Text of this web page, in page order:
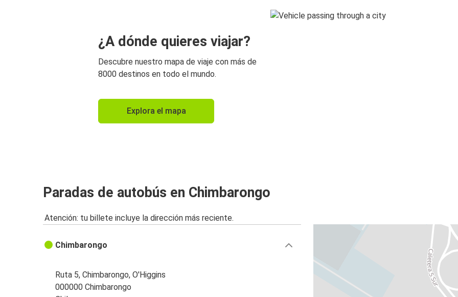
¿A dónde quieres viajar?
Descubre nuestro mapa de viaje con más de
8000 destinos en todo el mundo.
Explora el mapa
Paradas de autobús en Chimbarongo
Atención: tu billete incluye la dirección más reciente.
Chimbarongo
Ruta 5, Chimbarongo, O'Higgins
000000 Chimbarongo